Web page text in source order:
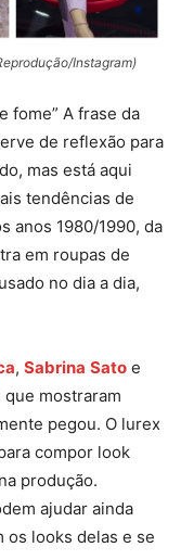
Instagram)
fome” A frase da
de reflexão para
mas está aqui
tendências de
anos 1980/1990, da
em roupas de
no dia a dia,
, Sabrina Sato e
que mostraram
pegou. O lurex
compor look
produção.
ajudar ainda
os looks delas e se